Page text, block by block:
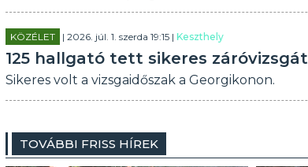
KÖZÉLET | 2026. júl. 1. szerda 19:15 | Keszthely
125 hallgató tett sikeres záróvizsgát
Sikeres volt a vizsgaidőszak a Georgikonon.
TOVÁBBI FRISS HÍREK